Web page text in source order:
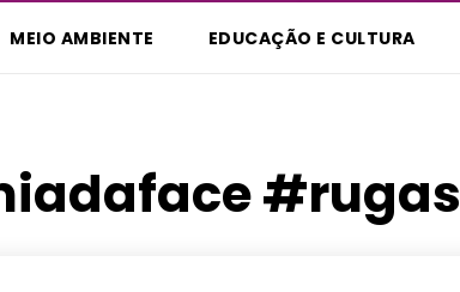
MEIO AMBIENTE EDUCAÇÃO E CULTURA
#rugas